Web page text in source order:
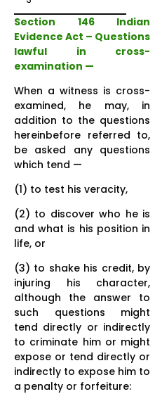
Section 146 Indian
Evidence Act – Questions
lawful in cross-
examination —
When a witness is cross-
examined, he may, in
addition to the questions
hereinbefore referred to,
be asked any questions
which tend —
(1) to test his veracity,
(2) to discover who he is
and what is his position in
life, or
(3) to shake his credit, by
injuring his character,
although the answer to
such questions might
tend directly or indirectly
to criminate him or might
expose or tend directly or
indirectly to expose him to
a penalty or forfeiture: